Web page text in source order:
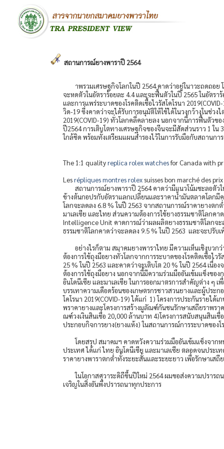
สถานการณ์ยางพาราปี 2564
าพรวมเศรษฐกิจโลกในปี 2564 คาดว่าอยู่ในาวะถดถอย
จะหดตัวในอัตราร้อยละ 4.4 และจะฟื้นตัวในปี 2565 ในอัตร
และการแพร่ระบาดของโรคติดเชื้อไวรัสโคโรนา
วิด-19 ซึ่งคาดว่าจะได้รับการอนุมัติให้ใช้ได้ในวงกว้างในช่ว
2019(COVID-19) ทั่วโลกคลี่คลายลง นอกจากนี้การฟื้นตัว
ปี2564 การเติบโตทางเศรษฐกิจของจีนจะมีสัดส่วนราว 1 ใ
ใกล้ชิด พร้อมทั้งเตรียมแผนสำรองไว้ในการรับมือกับสถานก
The 1:1 qualityreplica rolex watchesfor Canada with
Lesrépliques montres rolexsuisses bon marché des
สถานการณ์ยางพาราปี 2564 คาดว่ามีแนวโน้มชะลอตัว
ข้างต้นกอปรกับอัตราแลกเปลี่ยนและราคาน้ำมันตลาดโลกมี
โลกจะลดลง 6.8 % ในปี 2563 จากสถานการณ์ราคายางตก
มาเลเซีย และไทย ส่วนความต้องการใช้ยางธรรมชาติโลกค
Intelligence Unit คาดการณ์ว่าผลผลิตยางธรรมชาติโลกจะ
ธรรมชาติโลกคาดว่าจะลดลง 9.5 % ในปี 2563 และจะปรับเ
อย่างไรก็ตาม สมาคมยางพาราไทย มีความเห็นเชิงบว
ต้องการใช้ถุงมือยางทั่วโลกจากการระบาดของโรคติดเชื้อไว
25 % ในปี 2563 และคาดว่าจะเติบโต 20 % ในปี 2564 เนื่
ต้องการใช้ถุงมือยาง นอกจากนี้มีความร่วมมืออันเข้มแข็งขอ
อินโดนีเซีย และมาเลเซีย ในการออกมาตรการสำคัญต่าง ๆ
บรรเทาความเดือดร้อนของเกษตรกรชาวสวนยางและผู้ประ
โคโรนา 2019(COVID-19) ได้แก่ 1) โครงการประกันรายไ
พราคายางและโครงการสร้างมูลัณฑ์กันชนรักษาเสถียราพร
ณฑ์วงเงินสินเชื่อ 20,000 ล้านบาท 4)โครงการสนับสนุนสินเ
ประกอบกิจการยาง(ยางแห้ง) ในสถานการณ์การระบาดของโ
โดยสรุป สมาคมฯ คาดหวังความร่วมมืออันเข้มแข็งจาก
ประเทศ ได้แก่ ไทย อินโดนีเซีย และมาเลเซีย ตลอดจนประ
ราคายางพาราตกต่ำทั้งระยะสั้นและระยะยาว เพื่อรักษาเส
ในโอกาสศุวาระดิถีขึ้นปีใหม่ 2564 ผมขอส่งความปราร
เจริญในสิ่งอันพึงปรารถนาทุกประการ